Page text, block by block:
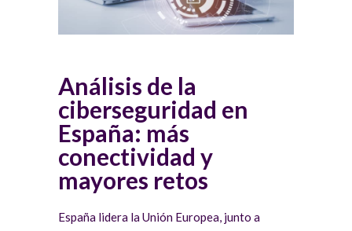
Análisis de la
ciberseguridad en
España: más
conectividad y
mayores retos
España lidera la Unión Europea, junto a